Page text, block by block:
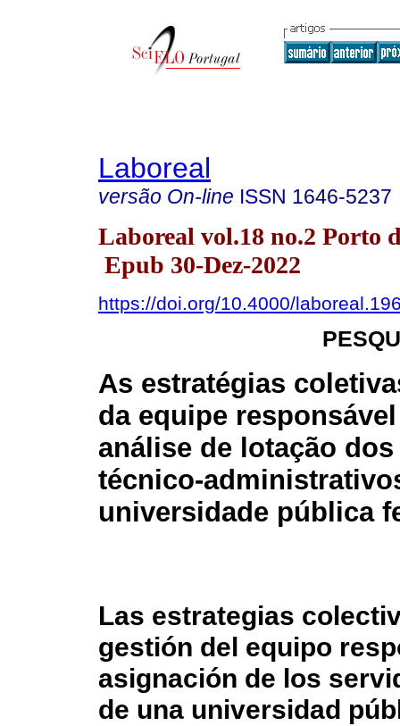
Laboreal
versão On-line ISSN 1646-5237
Laboreal vol.18 no.2 Porto
Epub 30-Dez-2022
https://doi.org/10.4000/
As estratégias
da equipe
análise de lotação
técnico-
universidade pública
Las estrategias
gestión del equipo
asignación de los
de una universidad